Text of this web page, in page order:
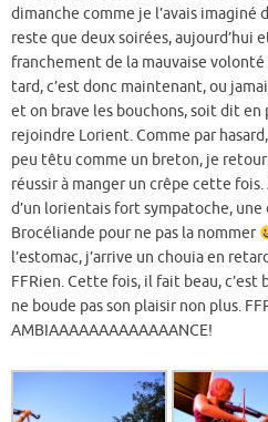
dimanche comme je l’avais imaginé
reste que deux soirées, aujourd’hui
franchement de la mauvaise
tard, c’est donc maintenant, ou
et on brave les bouchons, soit dit en
rejoindre Lorient. Comme par
peu têtu comme un breton, je
réussir à manger un crêpe cette
d’un lorientais fort sympatoche,
Brocéliande pour ne pas la nommer
l’estomac, j’arrive un chouia en
FFRien. Cette fois, il fait beau, c’est
ne boude pas son plaisir non plus.
AMBIAAAAAAAAAAAAANCE!